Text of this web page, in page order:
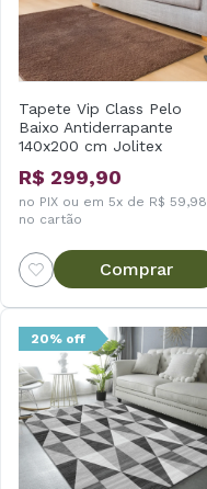
Tapete Vip Class Pelo
Baixo Antiderrapante
140x200 cm Jolitex
R$ 299,90
no PIX ou em 5x de R$ 59,98
no cartão
Comprar
20% off